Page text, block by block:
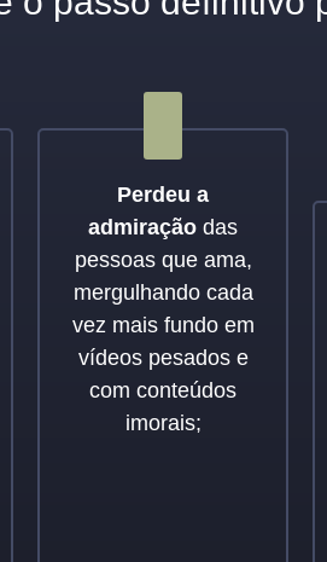
Perdeu a
admiração das
pessoas que ama,
mergulhando cada
vez mais fundo em
vídeos pesados e
com conteúdos
imorais;